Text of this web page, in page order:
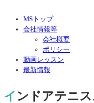
MSトップ
会社情報等
会社概要
ポリシー
動画レッスン
最新情報
インドアテニ